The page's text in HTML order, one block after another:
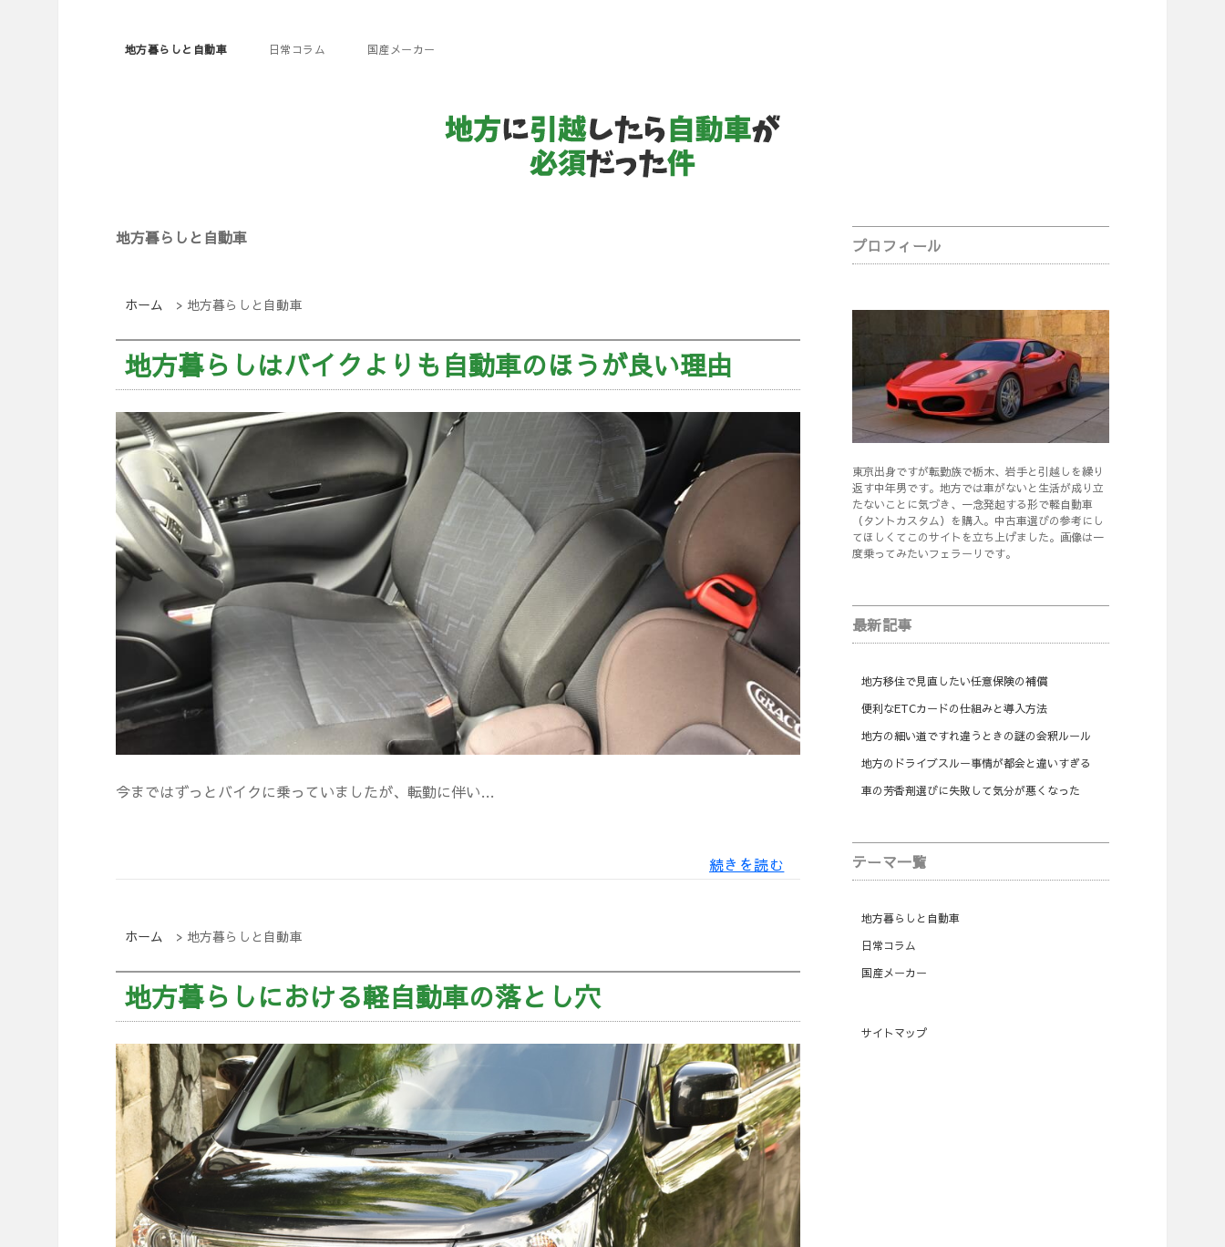
地方暮らしと自動車 日常コラム 国産メーカー
地
越
し
た
ら
自
動
車
が
必
須
た
件
地方暮らしと自動車
ホーム > 地方暮らしと自動車
地方暮らしはバイクよりも自動車のほうが良い理由
今まではずっとバイクに乗っていましたが、転勤に伴い…
続きを読む
は
イ
よ
り
も
自
動
車
の
ほ
う
ホーム > 地方暮らしと自動車
地方暮らしにおける軽自動車の落とし穴
Sidebar
プロフィール
東京出身ですが転勤族で栃木、岩手と引越しを繰り
返す中年男です。地方では車がないと生活が成り立
たないことに気づき、一念発起する形で軽自動車
（タントカスタム）を購入。中古車選びの参考にし
てほしくてこのサイトを立ち上げました。画像は一
度乗ってみたいフェラーリです。
最新記事
地方移住で見直したい任意保険の補償
便利なETCカードの仕組みと導入方法
地方の細い道ですれ違うときの謎の会釈ルール
地方のドライブスルー事情が都会と違いすぎる
車の芳香剤選びに失敗して気分が悪くなった
テーマ一覧
地方暮らしと自動車
日常コラム
国産メーカー
サイトマップ